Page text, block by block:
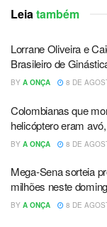
Leiatambém
Lorrane Oliveira e
Brasileiro de
BY A ONÇA 8 DE
Colombianas que
helicóptero eram
BY A ONÇA 8 DE
Mega-Sena sorteia
milhões neste
BY A ONÇA 8 DE